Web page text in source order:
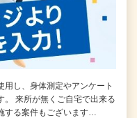
し、身体測定やアンケート
。 来所が無くご自宅で出来る
する案件もございます…